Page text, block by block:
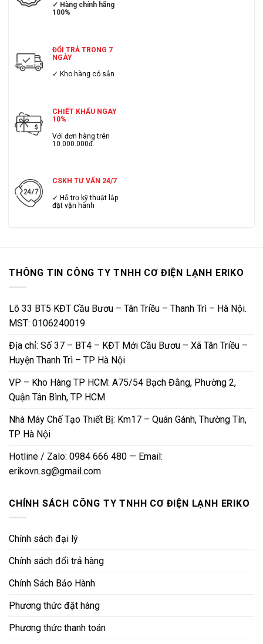
✓ Hàng chính hãng
100%
ĐỔI TRẢ TRONG 7
NGÀY
✓ Kho hàng có sẳn
CHIẾT KHẤU NGAY
10%
Với đơn hàng trên
10.000.000đ.
CSKH TƯ VẤN 24/7
✓ Hỗ trợ kỹ thuật lắp
đặt vận hành
THÔNG TIN CÔNG TY TNHH CƠ ĐIỆN LẠNH ERIKO
Lô 33 BT5 KĐT Cầu Bươu – Tân Triều – Thanh Trì – Hà Nội.
MST: 0106240019
Địa chỉ: Số 37 – BT4 – KĐT Mới Cầu Bươu – Xã Tân Triều –
Huyện Thanh Trì – TP Hà Nội
VP – Kho Hàng TP HCM: A75/54 Bạch Đằng, Phường 2,
Quận Tân Bình, TP HCM
Nhà Máy Chế Tạo Thiết Bị: Km17 – Quán Gánh, Thường Tín,
TP Hà Nội
Hotline / Zalo: 0984 666 480 — Email:
erikovn.sg@gmail.com
CHÍNH SÁCH CÔNG TY TNHH CƠ ĐIỆN LẠNH ERIKO
Chính sách đại lý
Chính sách đổi trả hàng
Chính Sách Bảo Hành
Phương thức đặt hàng
Phương thức thanh toán